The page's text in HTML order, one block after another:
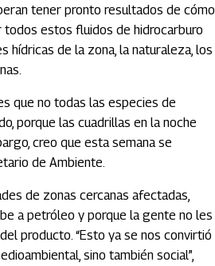
tener pronto resultados de cómo
estos fluidos de hidrocarburo
hídricas de la zona, la naturaleza, los
que no todas las especies de
porque las cuadrillas en la noche
creo que esta semana se
de Ambiente.
de zonas cercanas afectadas,
a petróleo y porque la gente no les
producto. “Esto ya se nos convirtió
sino también social”,